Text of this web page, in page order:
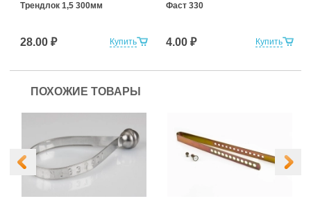
Купить
Трендлок 1,5 300мм
28.00 ₽ Купить
Фаст 330
4.00 ₽
ПОХОЖИЕ ТОВАРЫ